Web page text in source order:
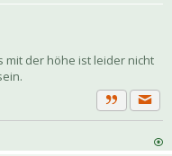
mit der höhe ist leider nicht
Zitat